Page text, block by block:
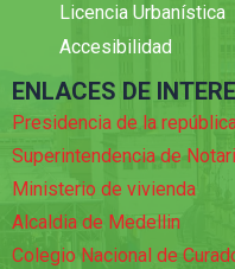
Licencia Urbanística
Accesibilidad
ENLACES DE
Presidencia de la
Superintendencia de
Ministerio de vivienda
Alcaldia de Medellin
Colegio Nacional de